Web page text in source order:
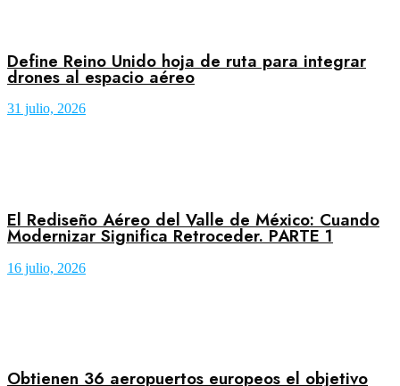
Define Reino Unido hoja de ruta para integrar
drones al espacio aéreo
31 julio, 2026
El Rediseño Aéreo del Valle de México: Cuando
Modernizar Significa Retroceder. PARTE 1
16 julio, 2026
Obtienen 36 aeropuertos europeos el objetivo